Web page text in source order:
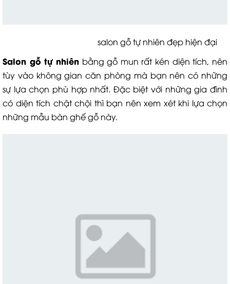
salon gỗ tự nhiên đẹp hiện đại
Salon gỗ tự nhiênbằng gỗ mun rất kén diện tích, nên
tùy vào không gian căn phòng mà bạn nên có những
sự lựa chọn phù hợp nhất. Đặc biệt với những gia đình
có diện tích chật chội thì bạn nên xem xét khi lựa chọn
những mẫu bàn ghế gỗ này.